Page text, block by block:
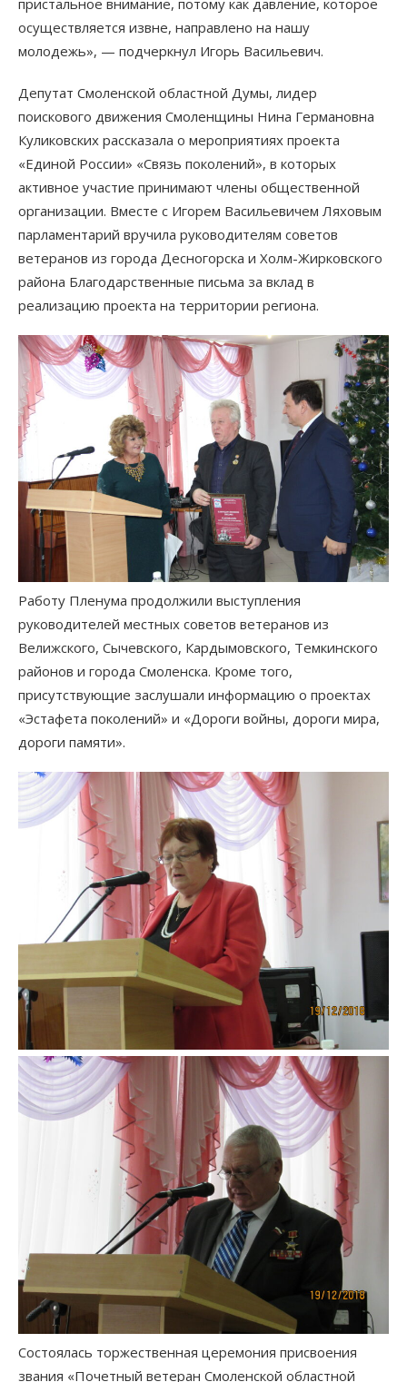
пристальное внимание, потому как давление, которое
осуществляется извне, направлено на нашу
молодежь», — подчеркнул Игорь Васильевич.
Депутат Смоленской областной Думы, лидер
поискового движения Смоленщины Нина Германовна
Куликовских рассказала о мероприятиях проекта
«Единой России» «Связь поколений», в которых
активное участие принимают члены общественной
организации. Вместе с Игорем Васильевичем Ляховым
парламентарий вручила руководителям советов
ветеранов из города Десногорска и Холм-Жирковского
района Благодарственные письма за вклад в
реализацию проекта на территории региона.
Работу Пленума продолжили выступления
руководителей местных советов ветеранов из
Велижского, Сычевского, Кардымовского, Темкинского
районов и города Смоленска. Кроме того,
присутствующие заслушали информацию о проектах
«Эстафета поколений» и «Дороги войны, дороги мира,
дороги памяти».
Состоялась торжественная церемония присвоения
звания «Почетный ветеран Смоленской областной